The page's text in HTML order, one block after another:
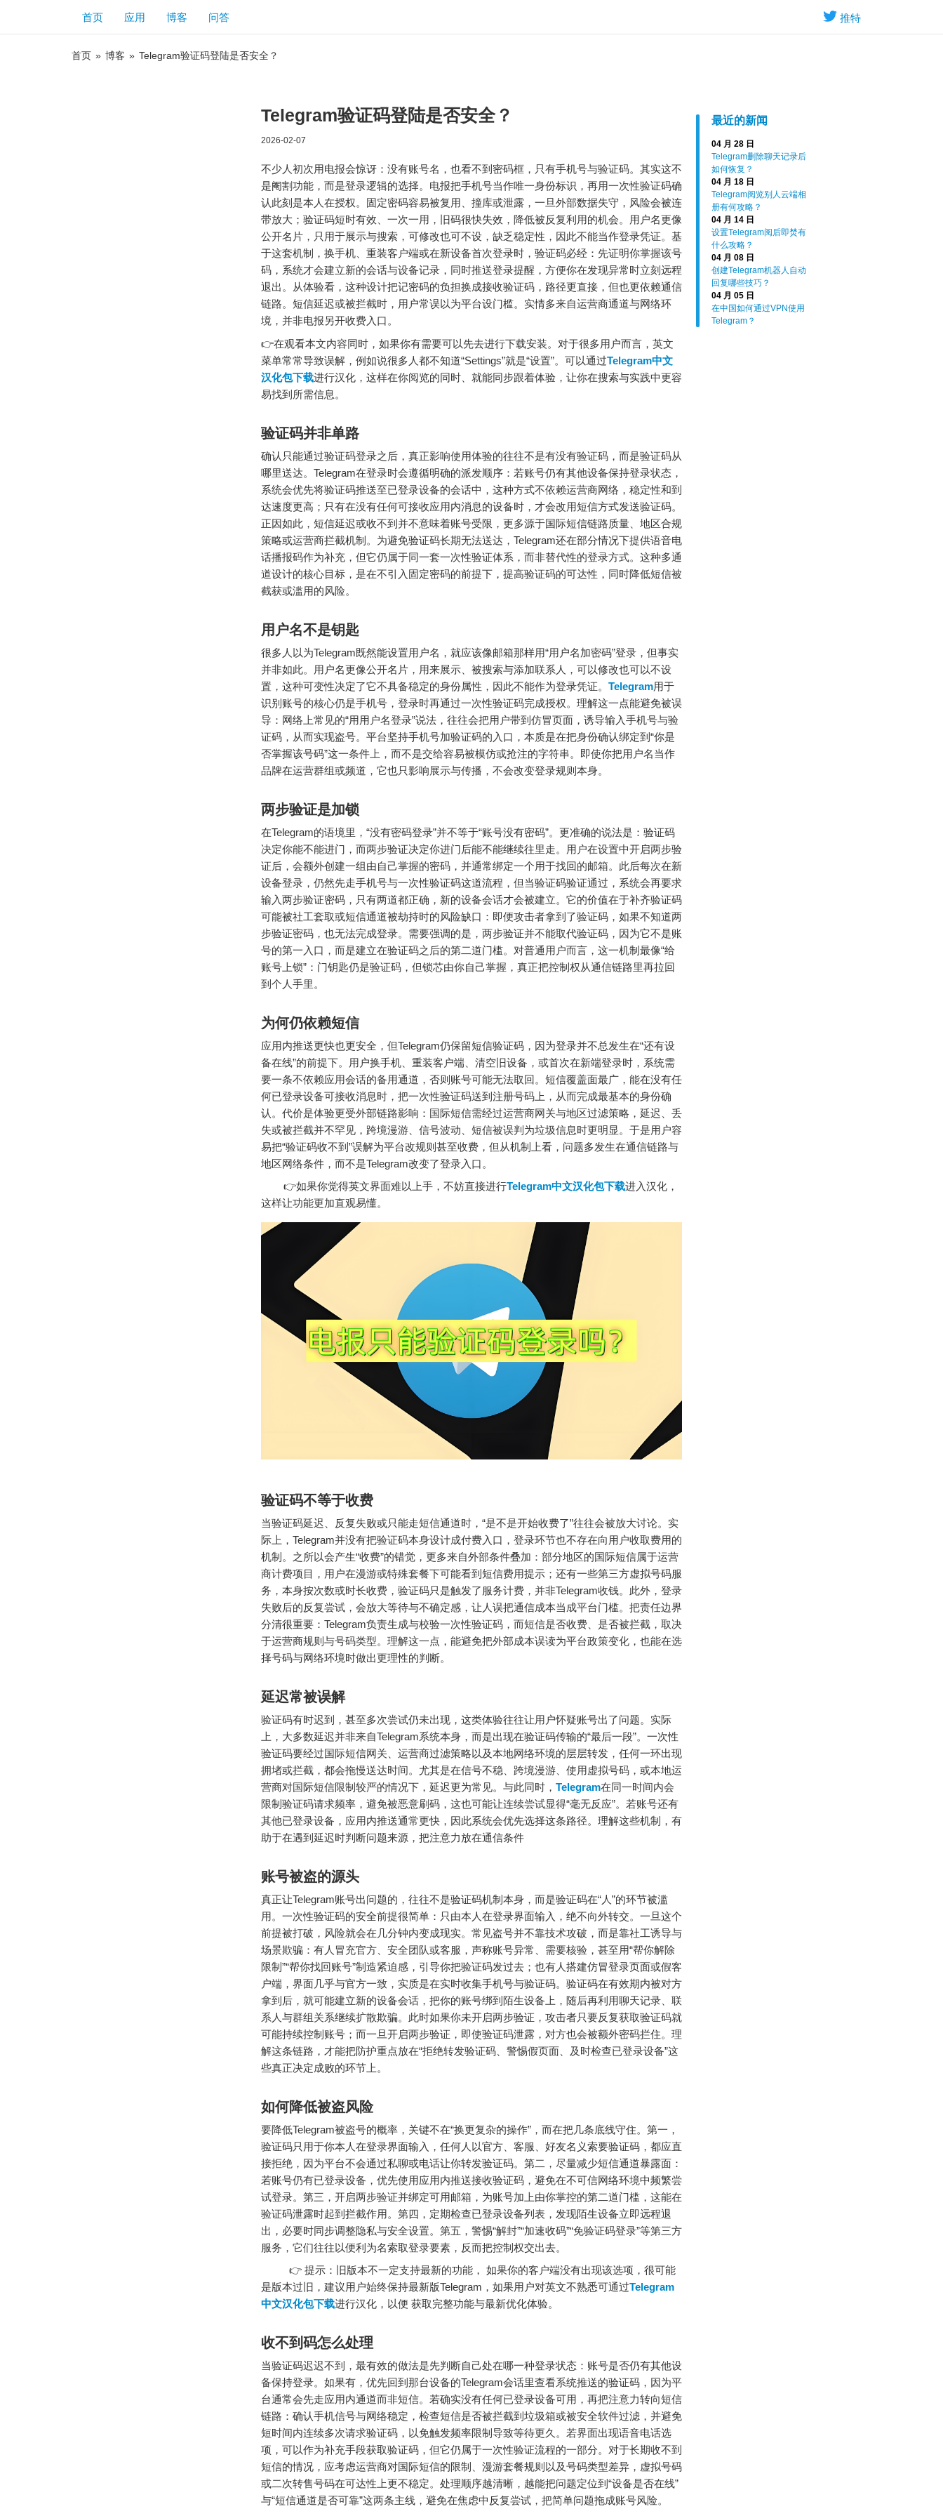
推特
首页 应用 博客 问答
首页 » 博客 » Telegram验证码登陆是否安全？
最近的新闻
04 月 28 日
Telegram删除聊天记录后
如何恢复？
04 月 18 日
Telegram阅览别人云端相
册有何攻略？
04 月 14 日
设置Telegram阅后即焚有
什么攻略？
04 月 08 日
创建Telegram机器人自动
回复哪些技巧？
04 月 05 日
在中国如何通过VPN使用
Telegram？
Telegram验证码登陆是否安全？
2026-02-07
不少人初次用电报会惊讶：没有账号名，也看不到密码框，只有手机号与验证码。其实这不
是阉割功能，而是登录逻辑的选择。电报把手机号当作唯一身份标识，再用一次性验证码确
认此刻是本人在授权。固定密码容易被复用、撞库或泄露，一旦外部数据失守，风险会被连
带放大；验证码短时有效、一次一用，旧码很快失效，降低被反复利用的机会。用户名更像
公开名片，只用于展示与搜索，可修改也可不设，缺乏稳定性，因此不能当作登录凭证。基
于这套机制，换手机、重装客户端或在新设备首次登录时，验证码必经：先证明你掌握该号
码，系统才会建立新的会话与设备记录，同时推送登录提醒，方便你在发现异常时立刻远程
退出。从体验看，这种设计把记密码的负担换成接收验证码，路径更直接，但也更依赖通信
链路。短信延迟或被拦截时，用户常误以为平台设门槛。实情多来自运营商通道与网络环
境，并非电报另开收费入口。
👉在观看本文内容同时，如果你有需要可以先去进行下载安装。对于很多用户而言，英文
菜单常常导致误解，例如说很多人都不知道“Settings”就是“设置”。可以通过Telegram中文
汉化包下载进行汉化，这样在你阅览的同时、就能同步跟着体验，让你在搜索与实践中更容
易找到所需信息。
验证码并非单路
确认只能通过验证码登录之后，真正影响使用体验的往往不是有没有验证码，而是验证码从
哪里送达。Telegram在登录时会遵循明确的派发顺序：若账号仍有其他设备保持登录状态，
系统会优先将验证码推送至已登录设备的会话中，这种方式不依赖运营商网络，稳定性和到
达速度更高；只有在没有任何可接收应用内消息的设备时，才会改用短信方式发送验证码。
正因如此，短信延迟或收不到并不意味着账号受限，更多源于国际短信链路质量、地区合规
策略或运营商拦截机制。为避免验证码长期无法送达，Telegram还在部分情况下提供语音电
话播报码作为补充，但它仍属于同一套一次性验证体系，而非替代性的登录方式。这种多通
道设计的核心目标，是在不引入固定密码的前提下，提高验证码的可达性，同时降低短信被
截获或滥用的风险。
用户名不是钥匙
很多人以为Telegram既然能设置用户名，就应该像邮箱那样用“用户名加密码”登录，但事实
并非如此。用户名更像公开名片，用来展示、被搜索与添加联系人，可以修改也可以不设
置，这种可变性决定了它不具备稳定的身份属性，因此不能作为登录凭证。 Telegram用于
识别账号的核心仍是手机号，登录时再通过一次性验证码完成授权。理解这一点能避免被误
导：网络上常见的“用用户名登录”说法，往往会把用户带到仿冒页面，诱导输入手机号与验
证码，从而实现盗号。平台坚持手机号加验证码的入口，本质是在把身份确认绑定到“你是
否掌握该号码”这一条件上，而不是交给容易被模仿或抢注的字符串。即使你把用户名当作
品牌在运营群组或频道，它也只影响展示与传播，不会改变登录规则本身。
两步验证是加锁
在Telegram的语境里，“没有密码登录”并不等于“账号没有密码”。更准确的说法是：验证码
决定你能不能进门，而两步验证决定你进门后能不能继续往里走。用户在设置中开启两步验
证后，会额外创建一组由自己掌握的密码，并通常绑定一个用于找回的邮箱。此后每次在新
设备登录，仍然先走手机号与一次性验证码这道流程，但当验证码验证通过，系统会再要求
输入两步验证密码，只有两道都正确，新的设备会话才会被建立。它的价值在于补齐验证码
可能被社工套取或短信通道被劫持时的风险缺口：即便攻击者拿到了验证码，如果不知道两
步验证密码，也无法完成登录。需要强调的是，两步验证并不能取代验证码，因为它不是账
号的第一入口，而是建立在验证码之后的第二道门槛。对普通用户而言，这一机制最像“给
账号上锁”：门钥匙仍是验证码，但锁芯由你自己掌握，真正把控制权从通信链路里再拉回
到个人手里。
为何仍依赖短信
应用内推送更快也更安全，但Telegram仍保留短信验证码，因为登录并不总发生在“还有设
备在线”的前提下。用户换手机、重装客户端、清空旧设备，或首次在新端登录时，系统需
要一条不依赖应用会话的备用通道，否则账号可能无法取回。短信覆盖面最广，能在没有任
何已登录设备可接收消息时，把一次性验证码送到注册号码上，从而完成最基本的身份确
认。代价是体验更受外部链路影响：国际短信需经过运营商网关与地区过滤策略，延迟、丢
失或被拦截并不罕见，跨境漫游、信号波动、短信被误判为垃圾信息时更明显。于是用户容
易把“验证码收不到”误解为平台改规则甚至收费，但从机制上看，问题多发生在通信链路与
地区网络条件，而不是Telegram改变了登录入口。
👉如果你觉得英文界面难以上手，不妨直接进行Telegram中文汉化包下载进入汉化，
这样让功能更加直观易懂。
验证码不等于收费
当验证码延迟、反复失败或只能走短信通道时，“是不是开始收费了”往往会被放大讨论。实
际上，Telegram并没有把验证码本身设计成付费入口，登录环节也不存在向用户收取费用的
机制。之所以会产生“收费”的错觉，更多来自外部条件叠加：部分地区的国际短信属于运营
商计费项目，用户在漫游或特殊套餐下可能看到短信费用提示；还有一些第三方虚拟号码服
务，本身按次数或时长收费，验证码只是触发了服务计费，并非Telegram收钱。此外，登录
失败后的反复尝试，会放大等待与不确定感，让人误把通信成本当成平台门槛。把责任边界
分清很重要：Telegram负责生成与校验一次性验证码，而短信是否收费、是否被拦截，取决
于运营商规则与号码类型。理解这一点，能避免把外部成本误读为平台政策变化，也能在选
择号码与网络环境时做出更理性的判断。
延迟常被误解
验证码有时迟到，甚至多次尝试仍未出现，这类体验往往让用户怀疑账号出了问题。实际
上，大多数延迟并非来自Telegram系统本身，而是出现在验证码传输的“最后一段”。一次性
验证码要经过国际短信网关、运营商过滤策略以及本地网络环境的层层转发，任何一环出现
拥堵或拦截，都会拖慢送达时间。尤其是在信号不稳、跨境漫游、使用虚拟号码，或本地运
营商对国际短信限制较严的情况下，延迟更为常见。与此同时， Telegram在同一时间内会
限制验证码请求频率，避免被恶意刷码，这也可能让连续尝试显得“毫无反应”。若账号还有
其他已登录设备，应用内推送通常更快，因此系统会优先选择这条路径。理解这些机制，有
助于在遇到延迟时判断问题来源，把注意力放在通信条件
账号被盗的源头
真正让Telegram账号出问题的，往往不是验证码机制本身，而是验证码在“人”的环节被滥
用。一次性验证码的安全前提很简单：只由本人在登录界面输入，绝不向外转交。一旦这个
前提被打破，风险就会在几分钟内变成现实。常见盗号并不靠技术攻破，而是靠社工诱导与
场景欺骗：有人冒充官方、安全团队或客服，声称账号异常、需要核验，甚至用“帮你解除
限制”“帮你找回账号”制造紧迫感，引导你把验证码发过去；也有人搭建仿冒登录页面或假客
户端，界面几乎与官方一致，实质是在实时收集手机号与验证码。验证码在有效期内被对方
拿到后，就可能建立新的设备会话，把你的账号绑到陌生设备上，随后再利用聊天记录、联
系人与群组关系继续扩散欺骗。此时如果你未开启两步验证，攻击者只要反复获取验证码就
可能持续控制账号；而一旦开启两步验证，即使验证码泄露，对方也会被额外密码拦住。理
解这条链路，才能把防护重点放在“拒绝转发验证码、警惕假页面、及时检查已登录设备”这
些真正决定成败的环节上。
如何降低被盗风险
要降低Telegram被盗号的概率，关键不在“换更复杂的操作”，而在把几条底线守住。第一，
验证码只用于你本人在登录界面输入，任何人以官方、客服、好友名义索要验证码，都应直
接拒绝，因为平台不会通过私聊或电话让你转发验证码。第二，尽量减少短信通道暴露面：
若账号仍有已登录设备，优先使用应用内推送接收验证码，避免在不可信网络环境中频繁尝
试登录。第三，开启两步验证并绑定可用邮箱，为账号加上由你掌控的第二道门槛，这能在
验证码泄露时起到拦截作用。第四，定期检查已登录设备列表，发现陌生设备立即远程退
出，必要时同步调整隐私与安全设置。第五，警惕“解封”“加速收码”“免验证码登录”等第三方
服务，它们往往以便利为名索取登录要素，反而把控制权交出去。
👉 提示：旧版本不一定支持最新的功能， 如果你的客户端没有出现该选项，很可能
是版本过旧，建议用户始终保持最新版Telegram，如果用户对英文不熟悉可通过Telegram
中文汉化包下载进行汉化，以便 获取完整功能与最新优化体验。
收不到码怎么处理
当验证码迟迟不到，最有效的做法是先判断自己处在哪一种登录状态：账号是否仍有其他设
备保持登录。如果有，优先回到那台设备的Telegram会话里查看系统推送的验证码，因为平
台通常会先走应用内通道而非短信。若确实没有任何已登录设备可用，再把注意力转向短信
链路：确认手机信号与网络稳定，检查短信是否被拦截到垃圾箱或被安全软件过滤，并避免
短时间内连续多次请求验证码，以免触发频率限制导致等待更久。若界面出现语音电话选
项，可以作为补充手段获取验证码，但它仍属于一次性验证流程的一部分。对于长期收不到
短信的情况，应考虑运营商对国际短信的限制、漫游套餐规则以及号码类型差异，虚拟号码
或二次转售号码在可达性上更不稳定。处理顺序越清晰，越能把问题定位到“设备是否在线”
与“短信通道是否可靠”这两条主线，避免在焦虑中反复尝试，把简单问题拖成账号风险。